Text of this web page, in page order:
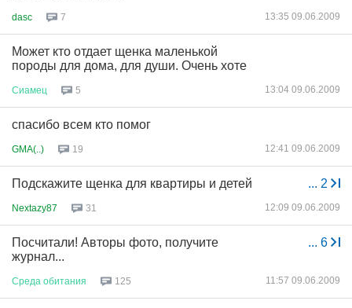
dasc 7 13:35 09.06.2009
Может кто отдает щенка маленькой
породы для дома, для души. Очень хоте
Сиамец 5 13:04 09.06.2009
спасибо всем кто помог
GMA(..) 19 12:41 09.06.2009
... 2
Подскажите щенка для квартиры и детей
Nextazy87 31 12:09 09.06.2009
... 6
Посчитали! Авторы фото, получите
журнал...
Среда обитания 125 11:57 09.06.2009